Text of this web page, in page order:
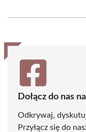
(Twitter)
Dołącz do nas
Odkrywaj,
Przyłącz się do